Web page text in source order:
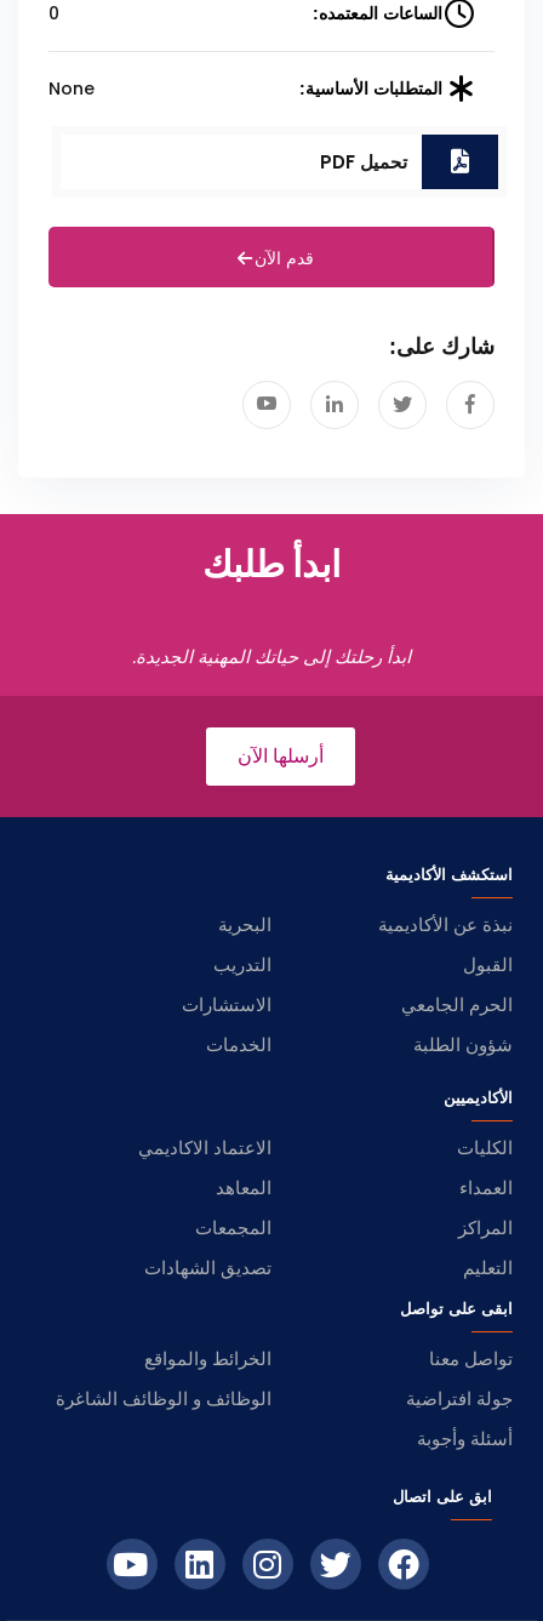
الساعات المعتمده: 0
المتطلبات الأساسية: None
تحميل PDF
قدم الآن
شارك على:
ابدأ طلبك
ابدأ رحلتك إلى حياتك المهنية الجديدة.
أرسلها الآن
استكشف الأكاديمية
نبذة عن الأكاديمية
البحرية
القبول
التدريب
الحرم الجامعي
الاستشارات
شؤون الطلبة
الخدمات
الأكاديميين
الكليات
الاعتماد الاكاديمي
العمداء
المعاهد
المراكز
المجمعات
التعليم
تصديق الشهادات
ابقى على تواصل
تواصل معنا
الخرائط والمواقع
جولة افتراضية
الوظائف و الوظائف الشاغرة
أسئلة وأجوبة
ابق على اتصال